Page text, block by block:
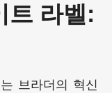
트 라벨:
브라더의 혁신